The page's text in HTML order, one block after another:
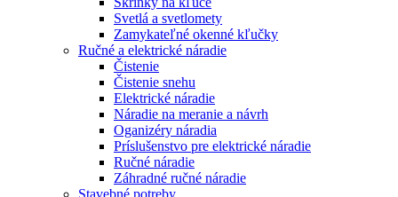
Svetlá a svetlomety
Zamykateľné okenné kľučky
Ručné a elektrické náradie
Čistenie
Čistenie snehu
Elektrické náradie
Náradie na meranie a návrh
Oganizéry náradia
Príslušenstvo pre elektrické náradie
Ručné náradie
Záhradné ručné náradie
Stavebné potreby